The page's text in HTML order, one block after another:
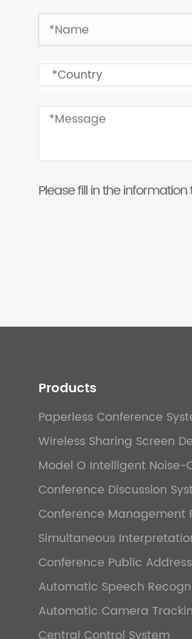
Please fill in the
Products
Paperless Conference
Wireless Sharing Screen
Model O Intelligent
Conference Discussion
Conference Management
Simultaneous
Conference Public
Automatic Speech
Automatic Camera